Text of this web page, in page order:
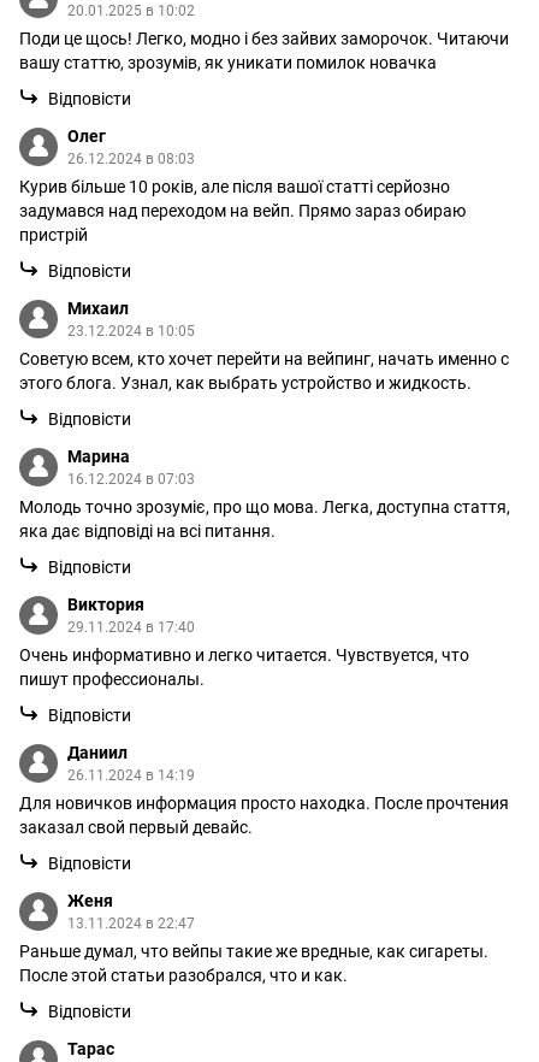
20.01.2025 в 10:02
Поди це щось! Легко, модно і без зайвих заморочок. Читаючи
вашу статтю, зрозумів, як уникати помилок новачка
Відповісти
Олег
26.12.2024 в 08:03
Курив більше 10 років, але після вашої статті серйозно
задумався над переходом на вейп. Прямо зараз обираю
пристрій
Відповісти
Михаил
23.12.2024 в 10:05
Советую всем, кто хочет перейти на вейпинг, начать именно с
этого блога. Узнал, как выбрать устройство и жидкость.
Відповісти
Марина
16.12.2024 в 07:03
Молодь точно зрозуміє, про що мова. Легка, доступна стаття,
яка дає відповіді на всі питання.
Відповісти
Виктория
29.11.2024 в 17:40
Очень информативно и легко читается. Чувствуется, что
пишут профессионалы.
Відповісти
Даниил
26.11.2024 в 14:19
Для новичков информация просто находка. После прочтения
заказал свой первый девайс.
Відповісти
Женя
13.11.2024 в 22:47
Раньше думал, что вейпы такие же вредные, как сигареты.
После этой статьи разобрался, что и как.
Відповісти
Тарас